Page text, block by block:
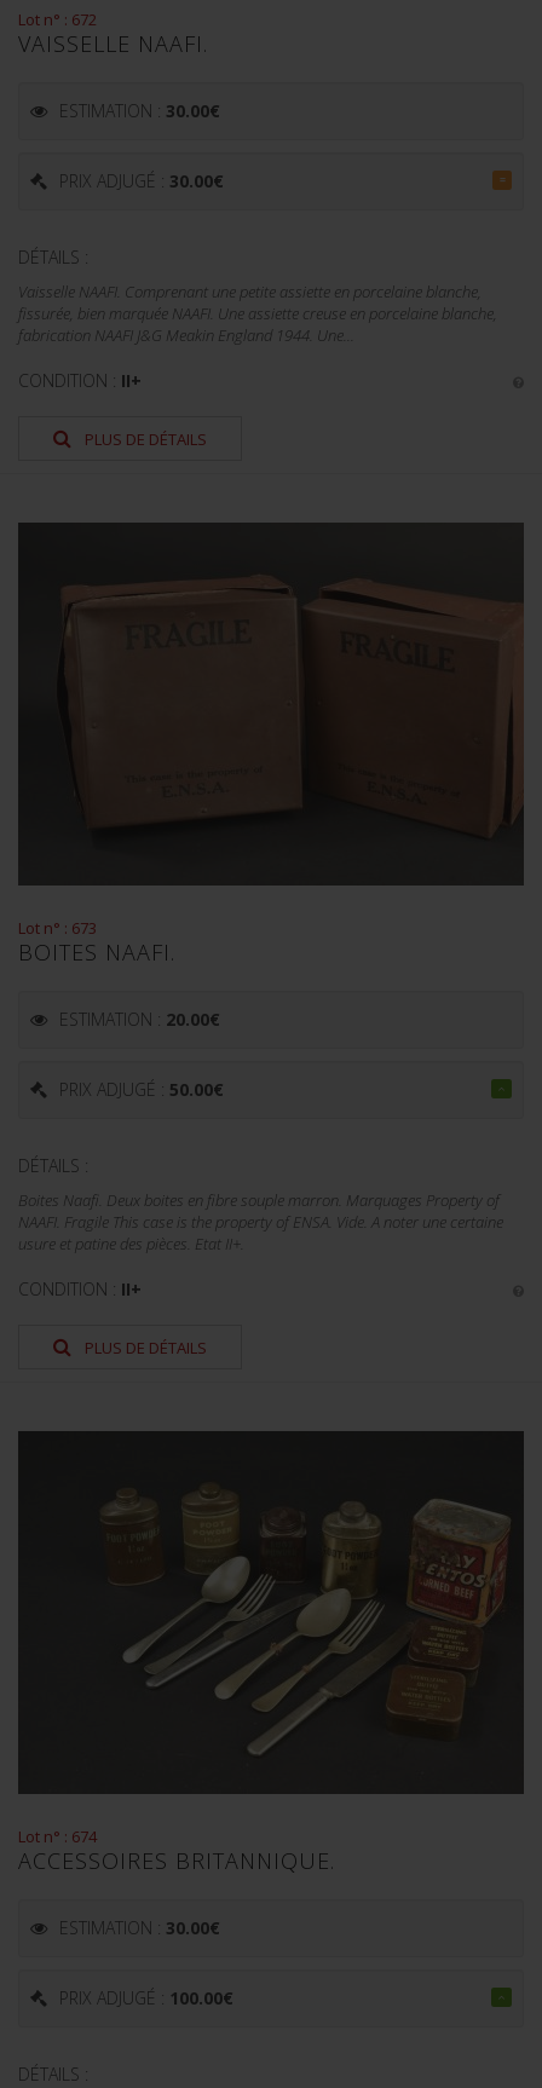
Lot n° : 672
VAISSELLE NAAFI.
ESTIMATION : 30.00€
PRIX ADJUGÉ : 30.00€ =
DÉTAILS :
Vaisselle NAAFI. Comprenant une petite assiette en porcelaine blanche,
fissurée, bien marquée NAAFI. Une assiette creuse en porcelaine blanche,
fabrication NAAFI J&G Meakin England 1944. Une...
CONDITION : II+
PLUS DE DÉTAILS
Lot n° : 673
BOITES NAAFI.
ESTIMATION : 20.00€
PRIX ADJUGÉ : 50.00€
DÉTAILS :
Boites Naafi. Deux boites en fibre souple marron. Marquages Property of
NAAFI. Fragile This case is the property of ENSA. Vide. A noter une certaine
usure et patine des pièces. Etat II+.
CONDITION : II+
PLUS DE DÉTAILS
Lot n° : 674
ACCESSOIRES BRITANNIQUE.
ESTIMATION : 30.00€
PRIX ADJUGÉ : 100.00€
DÉTAILS :